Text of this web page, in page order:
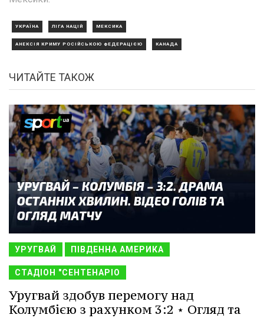
УКРАЇНА ЛІГА НАЦІЙ МЕКСИКА
АНЕКСІЯ КРИМУ РОСІЙСЬКОЮ ФЕДЕРАЦІЄЮ КАНАДА
ЧИТАЙТЕ ТАКОЖ
УРУГВАЙ ПІВДЕННА АМЕРИКА
СТАДІОН "СЕНТЕНАРІО
Уругвай здобув перемогу над
Колумбією з рахунком 3:2 ⋆ Огляд та